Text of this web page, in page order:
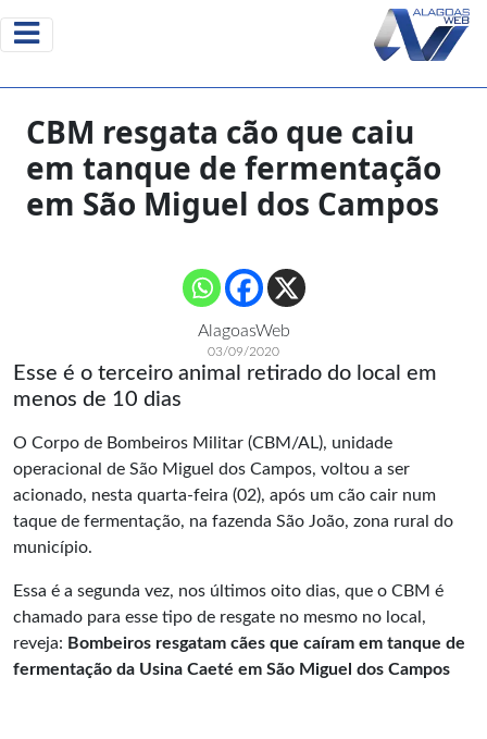
CBM resgata cão que caiu
em tanque de fermentação
em São Miguel dos Campos
AlagoasWeb
03/09/2020
Esse é o terceiro animal retirado do local em
menos de 10 dias
O Corpo de Bombeiros Militar (CBM/AL), unidade
operacional de São Miguel dos Campos, voltou a ser
acionado, nesta quarta-feira (02), após um cão cair num
taque de fermentação, na fazenda São João, zona rural do
município.
Essa é a segunda vez, nos últimos oito dias, que o CBM é
chamado para esse tipo de resgate no mesmo no local,
reveja: Bombeiros resgatam cães que caíram em tanque de
fermentação da Usina Caeté em São Miguel dos Campos